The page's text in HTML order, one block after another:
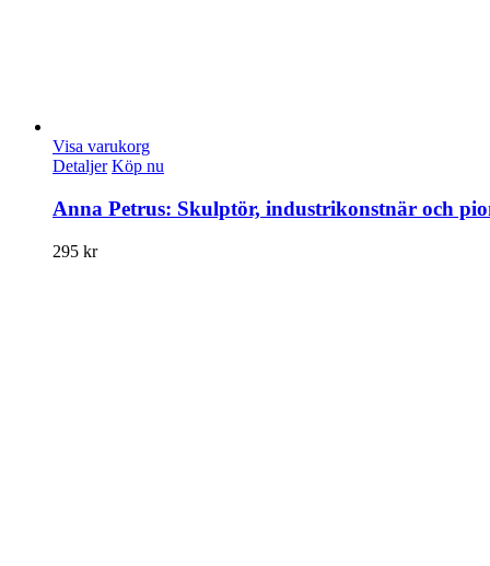
Visa varukorg
Detaljer Köp nu
Anna Petrus: Skulptör, industrikonstnär och
295 kr